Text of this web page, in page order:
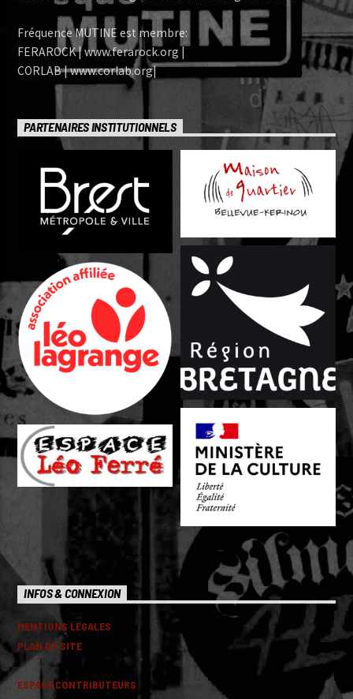
Fréquence MUTINE est membre:
FERAROCK | www.ferarock.org |
CORLAB | www.corlab.org|
PARTENAIRES INSTITUTIONNELS
INFOS & CONNEXION
MENTIONS LEGALES
PLAN DU SITE
ESPACE CONTRIBUTEURS